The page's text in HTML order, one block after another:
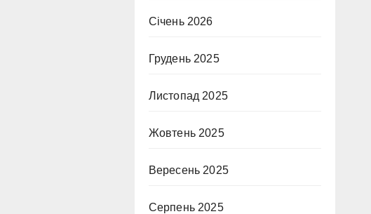
Січень 2026
Грудень 2025
Листопад 2025
Жовтень 2025
Вересень 2025
Серпень 2025